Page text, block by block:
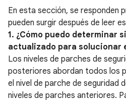
En esta sección, se responden
pueden surgir después de leer
1. ¿Cómo puedo determinar
actualizado para solucionar
Los niveles de parches de
posteriores abordan todos los
el nivel de parche de seguridad
niveles de parches anteriores.